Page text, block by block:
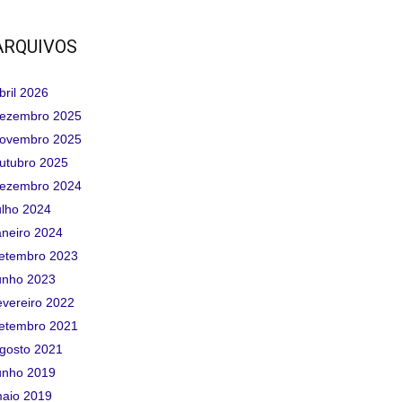
2026
2025
2025
2025
2024
2024
2024
2023
2023
2022
2021
2021
2019
2019